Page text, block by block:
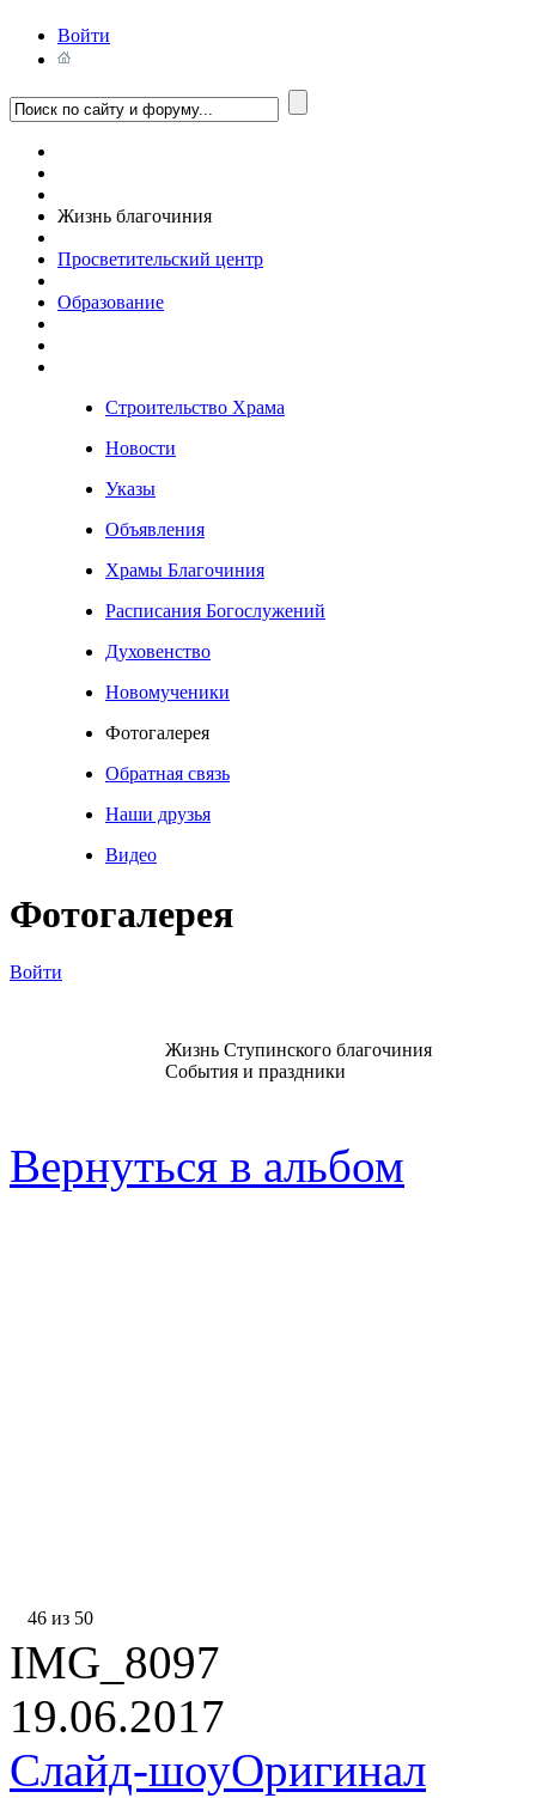
Войти
Жизнь благочиния
Просветительский центр
Образование
Строительство Храма
Новости
Указы
Объявления
Храмы Благочиния
Расписания Богослужений
Духовенство
Новомученики
Фотогалерея
Обратная связь
Наши друзья
Видео
Фотогалерея
Войти
Жизнь Ступинского благочиния
События и праздники
Вернуться в альбом
46 из 50
IMG_8097
19.06.2017
Слайд-шоуОригинал